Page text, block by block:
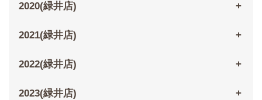
2020(緑井店)
2021(緑井店)
2022(緑井店)
2023(緑井店)